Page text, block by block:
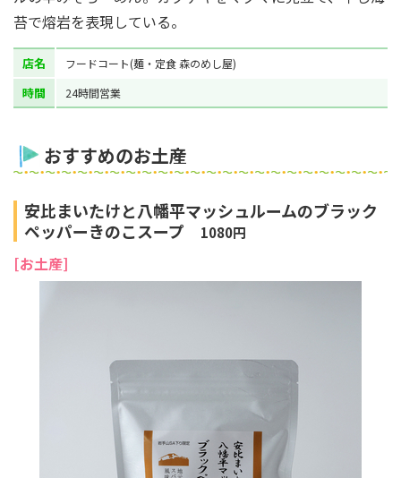
苔で熔岩を表現している。
店名 フードコート(麺・定食 森のめし屋)
時間 24時間営業
おすすめのお土産
安比まいたけと八幡平マッシュルームのブラック
ペッパーきのこスープ
1080円
[お土産]